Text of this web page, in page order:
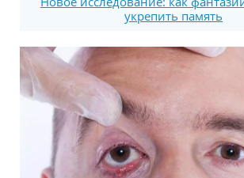
укрепить память